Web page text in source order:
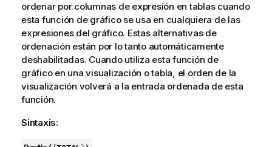
ordenar por columnas de expresión en tablas cuando
esta función de gráfico se usa en cualquiera de las
expresiones del gráfico. Estas alternativas de
ordenación están por lo tanto automáticamente
deshabilitadas. Cuando utiliza esta función de
gráfico en una visualización o tabla, el orden de la
visualización volverá a la entrada ordenada de esta
función.
Sintaxis: